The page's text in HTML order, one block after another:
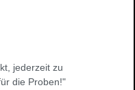
jederzeit zu
die Proben!"